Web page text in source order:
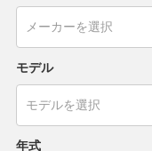
モデル
年式